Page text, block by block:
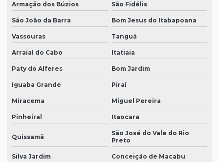
Armação dos Búzios São Fidélis
São João da Barra Bom Jesus do Itabapoana
Vassouras Tanguá
Arraial do Cabo Itatiaia
Paty do Alferes Bom Jardim
Iguaba Grande Piraí
Miracema Miguel Pereira
Pinheiral Itaocara
Quissamã
São José do Vale do Rio
Preto
Silva Jardim Conceição de Macabu